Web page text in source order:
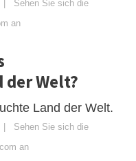
Sehen Sie sich die
an
der Welt?
Land der Welt.
Sehen Sie sich die
an